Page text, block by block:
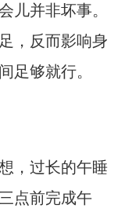
儿并非坏事。
，反而影响身
足够就行。
，过长的午睡
点前完成午